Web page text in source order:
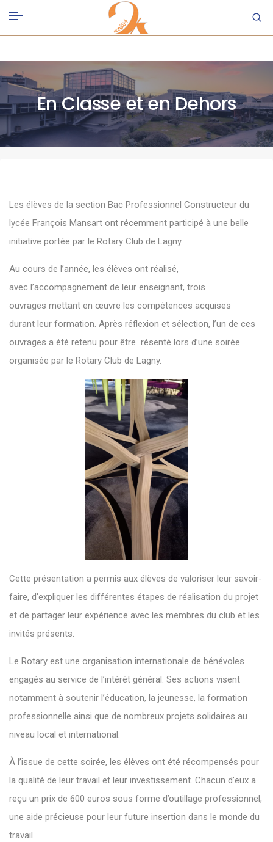
En Classe et en Dehors
Les élèves de la section Bac Professionnel Constructeur du
lycée François Mansart ont récemment participé à une belle
initiative portée par le Rotary Club de Lagny.
Au cours de l’année, les élèves ont réalisé,
avec l’accompagnement de leur enseignant, trois
ouvrages mettant en œuvre les compétences acquises
durant leur formation. Après réflexion et sélection, l’un de ces
ouvrages a été retenu pour être résenté lors d’une soirée
organisée par le Rotary Club de Lagny.
Cette présentation a permis aux élèves de valoriser leur savoir-
faire, d’expliquer les différentes étapes de réalisation du projet
et de partager leur expérience avec les membres du club et les
invités présents.
Le Rotary est une organisation internationale de bénévoles
engagés au service de l’intérêt général. Ses actions visent
notamment à soutenir l’éducation, la jeunesse, la formation
professionnelle ainsi que de nombreux projets solidaires au
niveau local et international.
À l’issue de cette soirée, les élèves ont été récompensés pour
la qualité de leur travail et leur investissement. Chacun d’eux a
reçu un prix de 600 euros sous forme d’outillage professionnel,
une aide précieuse pour leur future insertion dans le monde du
travail.